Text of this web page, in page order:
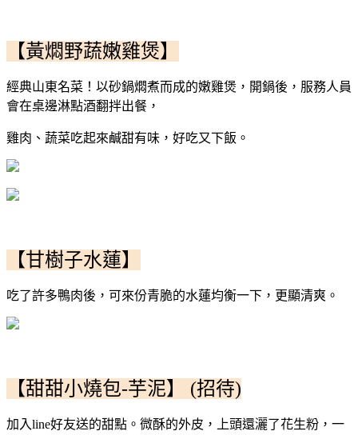
【黃燜野蔬嫩雞煲】
經典山東名菜！以砂鍋燜煮而成的嫩雞煲，開鍋後，服務人員
會在桌邊淋點酒翻拌出餐，
雞肉、蔬菜吃起來鹹甜有味，好吃又下飯。
【甘樹子水蓮】
吃了許多鴨肉後，可來份青脆的水蓮均衡一下，更顯清爽。
【甜甜小燒包-芋泥】 (招待)
加入line好友送的甜點。 微酥的外皮，上頭還灑了花生粉， 一